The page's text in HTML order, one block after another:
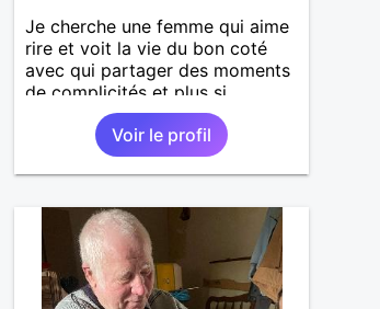
Je cherche une femme qui aime
rire et voit la vie du bon coté
avec qui partager des moments
de complicités et plus si
Voir le profil